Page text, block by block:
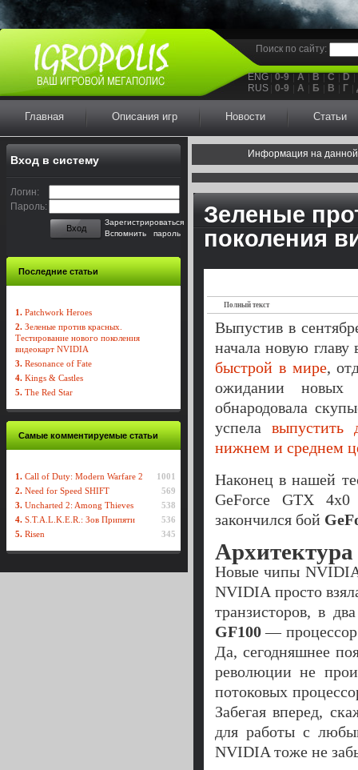
Поиск по сайту:
ENG 0-9 A B C
D
RUS 0-9 А Б В Г
Главная Описания игр Новости Статьи
Вход в систему
Логин:
Пароль:
Вход
Зарегистрироваться
Вспомнить пароль
Последние статьи
1. Patchwork Heroes
2. Зеленые против красных.
Тестирование нового поколения
видеокарт NVIDIA
3. Resonance of Fate
4. Kings & Castles
5. The Red Star
Самые комментируемые статьи
1. Call of Duty: Modern Warfare 2
1001
2. Need for Speed SHIFT
569
3. Uncharted 2: Among Thieves
538
4. S.T.A.L.K.E.R.: Зов Припяти
536
5. Risen 345
Информация на
Зеленые
поколения
Полный текст
Выпустив в
начала новую
быстрой в мире,
ожидании
обнародовала
успела
нижнем и среднем
Наконец в нашей
GeForce GTX
закончился бой
Архитектура
Новые чипы NVIDIA
NVIDIA просто
транзисторов, в
GF100—
Да, сегодняшнее
революции не
потоковых
Забегая вперед,
для работы с
NVIDIA тоже не